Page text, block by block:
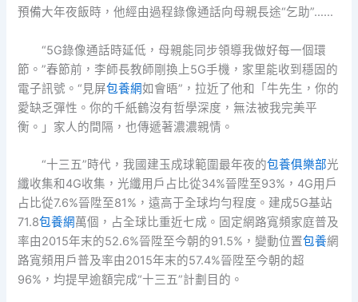
預備大年夜飯時，他經由過程錄像通話向母親長途“乞助”……
“5G錄像通話時延低，母親能同步領導我做好每一個環
節。”春節前，李師長教師剛換上5G手機，家里能收到穩固的
電子訊號。“見屏包養網如會晤”，拉近了他和「牛先生，你的
愛缺乏彈性。你的千紙鶴沒有哲學深度，無法被我完美平
衡。」家人的間隔，也傳遞著濃濃親情。
“十三五”時代，我國建玉成球範圍最年夜的包養俱樂部光
纖收集和4G收集，光纖用戶占比從34%晉陞至93%，4G用戶
占比從7.6%晉陞至81%，遠高于全球均勻程度。建成5G基站
71.8包養網萬個，占全球比重近七成。固定網路寬頻家庭普及
率由2015年末的52.6%晉陞至今朝的91.5%，變動位置包養網
路寬頻用戶普及率由2015年末的57.4%晉陞至今朝的超
96%，均提早逾額完成“十三五”計劃目的。